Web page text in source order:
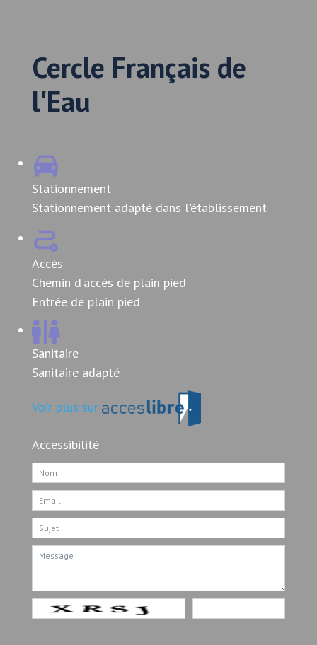
Cercle Français de
l'Eau
Stationnement
Stationnement adapté dans l'établissement
Accès
Chemin d'accès de plain pied
Entrée de plain pied
Sanitaire
Sanitaire adapté
Voir plus sur
Accessibilité